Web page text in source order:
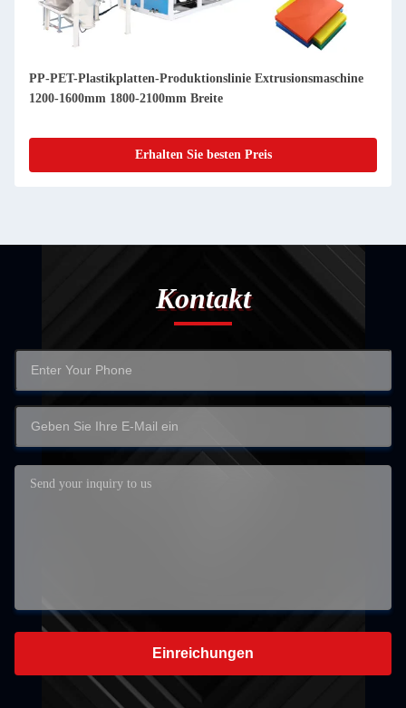
PP-PET-Plastikplatten-Produktionslinie Extrusionsmaschine
1200-1600mm 1800-2100mm Breite
Erhalten Sie besten Preis
Kontakt
Einreichungen